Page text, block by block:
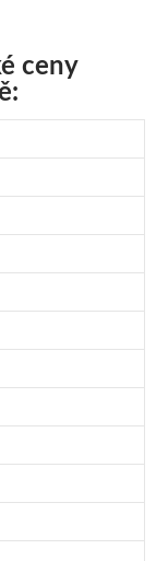
ceny